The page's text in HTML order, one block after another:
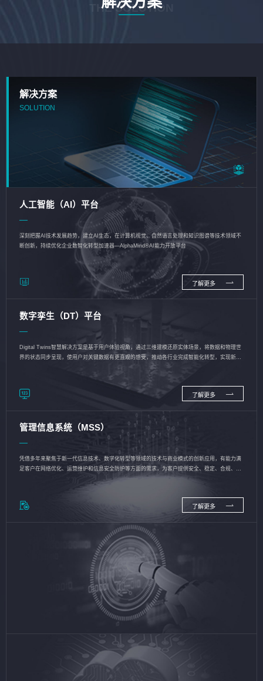
THE SOLUTION
解决方案
SOLUTION
人工智能（AI）平台
深刻把握AI技术发展趋势，建立AI生态，在计算机视觉、自然语言处理和知识图谱等技术领域不
断创新，持续优化企业数智化转型加速器—AlphaMind®AI能力开放平台
了解更多
数字孪生（DT）平台
Digital Twins智慧解决方案是基于用户体验视角，通过三维建模还原实体场景，将数据和物理世
界的状态同步呈现，使用户对关键数据有更直观的感受，推动各行业完成智能化转型，实现新旧
了解更多
管理信息系统（MSS）
凭借多年来聚焦于新一代信息技术、数字化转型等领域的技术与商业模式的创新应用，有能力满
足客户在网络优化、运营维护和信息安全防护等方面的需求，为客户提供安全、稳定、合规、持
了解更多